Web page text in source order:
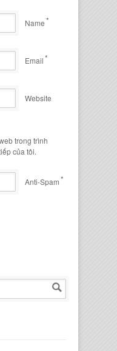
Name*
Email*
Website
trong trình
của tôi.
Anti-Spam*